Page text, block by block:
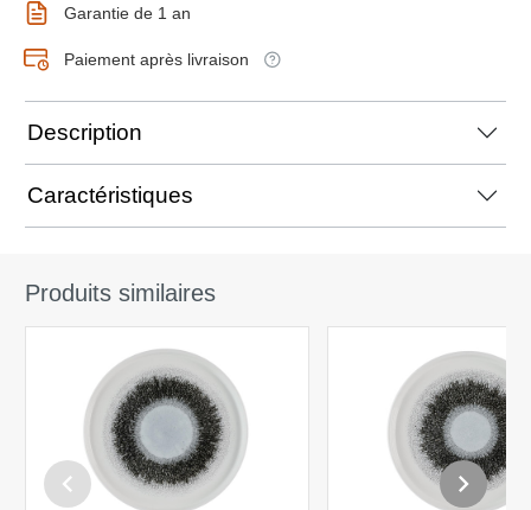
Garantie de 1 an
Paiement après livraison
Description
Caractéristiques
Produits similaires